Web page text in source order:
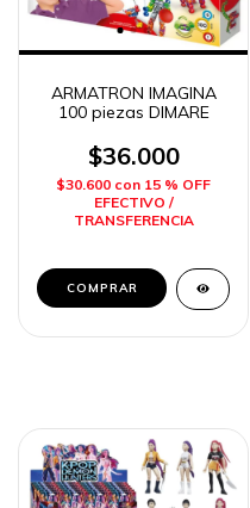
ARMATRON IMAGINA
100 piezas DIMARE
$36.000
$30.600 con 15 % OFF
EFECTIVO /
TRANSFERENCIA